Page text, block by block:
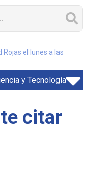
Rojas el lunes a las
y Tecnología
citar